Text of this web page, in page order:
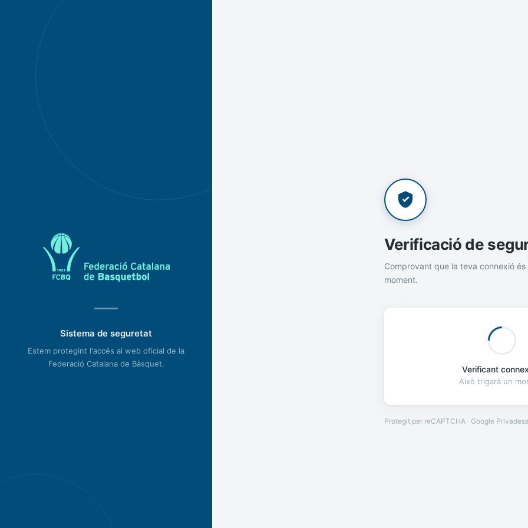
Sistema de seguretat
Estem protegint l'accés al web oficial de la
Federació Catalana de Bàsquet.
Verificació de
Comprovant que la teva connexió és
moment.
Verificant
Això trigarà un
Protegit per reCAPTCHA · Google Privadesa